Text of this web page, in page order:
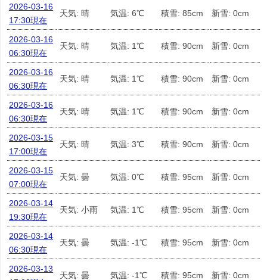
2026-03-16
17:30現在
天気: 晴 気温: 6℃ 積雪: 85cm 新雪: 0cm
2026-03-16
06:30現在
天気: 晴 気温: 1℃ 積雪: 90cm 新雪: 0cm
2026-03-16
06:30現在
天気: 晴 気温: 1℃ 積雪: 90cm 新雪: 0cm
2026-03-16
06:30現在
天気: 晴 気温: 1℃ 積雪: 90cm 新雪: 0cm
2026-03-15
17:00現在
天気: 晴 気温: 3℃ 積雪: 90cm 新雪: 0cm
2026-03-15
07:00現在
天気: 曇 気温: 0℃ 積雪: 95cm 新雪: 0cm
2026-03-14
19:30現在
天気: 小雨 気温: 1℃ 積雪: 95cm 新雪: 0cm
2026-03-14
06:30現在
天気: 曇 気温: -1℃ 積雪: 95cm 新雪: 0cm
2026-03-13
天気: 曇 気温: -1℃ 積雪: 95cm 新雪: 0cm